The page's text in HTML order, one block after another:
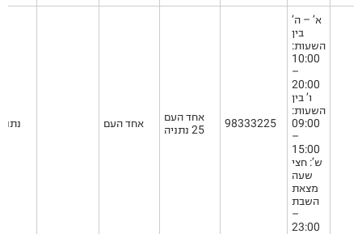
אחד העם
אחד העם
25 נתניה
98333225
א’ – ה’
בין
השעות:
10:00
–
20:00
ו’ בין
השעות:
09:00
–
15:00
ש’: חצי
שעה
מצאת
השבת
–
23:00